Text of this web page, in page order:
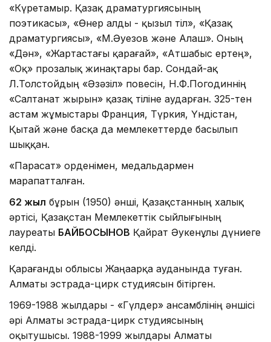
«Күретамыр. Қазақ драматургиясының
поэтикасы», «Өнер алды - қызыл тіл», «Қазақ
драматургиясы», «М.Әуезов және Алаш». Оның
«Дән», «Жартастағы қарағай», «Атшабыс ертең»,
«Оқ» прозалық жинақтары бар. Сондай-ақ
Л.Толстойдың «Әзәзіл» повесін, Н.Ф.Погодиннің
«Салтанат жырын» қазақ тіліне аударған. 325-тен
астам жұмыстары Франция, Түркия, Үндістан,
Қытай және басқа да мемлекеттерде басылып
шыққан.
«Парасат» орденімен, медальдармен
марапатталған.
62 жыл бұрын (1950) әнші, Қазақстанның халық
әртісі, Қазақстан Мемлекеттік сыйлығының
лауреаты БАЙБОСЫНОВ Қайрат Әукенұлы дүниеге
келді.
Қарағанды облысы Жаңаарқа ауданында туған.
Алматы эстрада-цирк студиясын бітірген.
1969-1988 жылдары - «Гүлдер» ансамблінің әншісі
әрі Алматы эстрада-цирк студиясының
оқытушысы. 1988-1999 жылдары Алматы